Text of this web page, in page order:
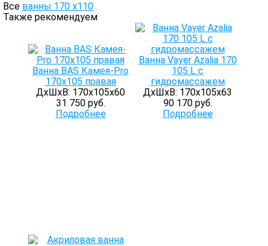
Все ванны 170 х110
Также рекомендуем
Ванна BAS Камея-Pro
170x105 правая
ДхШхВ: 170х105х60
31 750 руб.
Подробнее
Ванна Vayer Azalia 170
105 L с
гидромассажем
ДхШхВ: 170х105х63
90 170 руб.
Подробнее